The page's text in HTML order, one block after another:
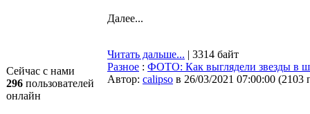
Сейчас с нами
296 пользователей
онлайн
Далее...
Читать дальше... | 3314 байт
Разное : ФОТО: Как выглядели звезды в
Автор: calipso в 26/03/2021 07:00:00 (2103